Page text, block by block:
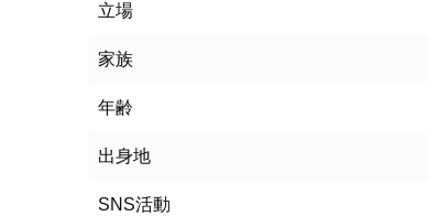
立場
家族
年齢
出身地
SNS活動